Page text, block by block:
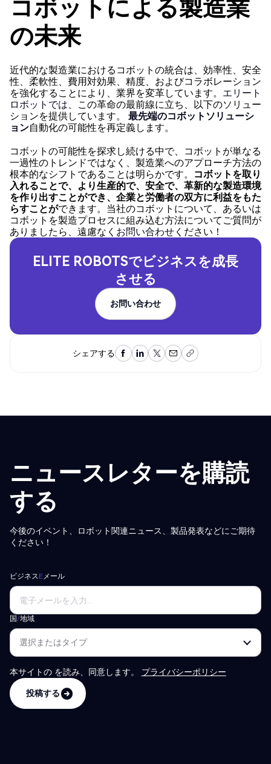
コボットによる製造業
の未来
近代的な製造業におけるコボットの統合は、効率性、安全
性、柔軟性、費用対効果、精度、およびコラボレーション
を強化することにより、業界を変革しています。 エリート
ロボットでは、この革命の最前線に立ち、以下のソリュー
ションを提供しています。 最先端のコボットソリューシ
ョン自動化の可能性を再定義します。
コボットの可能性を探求し続ける中で、コボットが単なる
一過性のトレンドではなく、製造業へのアプローチ方法の
根本的なシフトであることは明らかです。
コボットを取り
入れることで、より生産的で、安全で、革新的な製造環境
を作り出すことができ、企業と労働者の双方に利益をもた
らすことができます。当社のコボットについて、あるいは
コボットを製造プロセスに組み込む方法についてご質問が
ありましたら、遠慮なく お問い合わせください！
ELITE ROBOTSでビジネスを成長
させる
お問い合わせ
お問い合わせ
シェアする
ニュースレターを購読
する
今後のイベント、ロボット関連ニュース、製品発表などにご期待
ください！
ビジネスEメール
国/地域
本サイトの を読み、同意します。 プライバシーポリシー
投稿する
投稿する